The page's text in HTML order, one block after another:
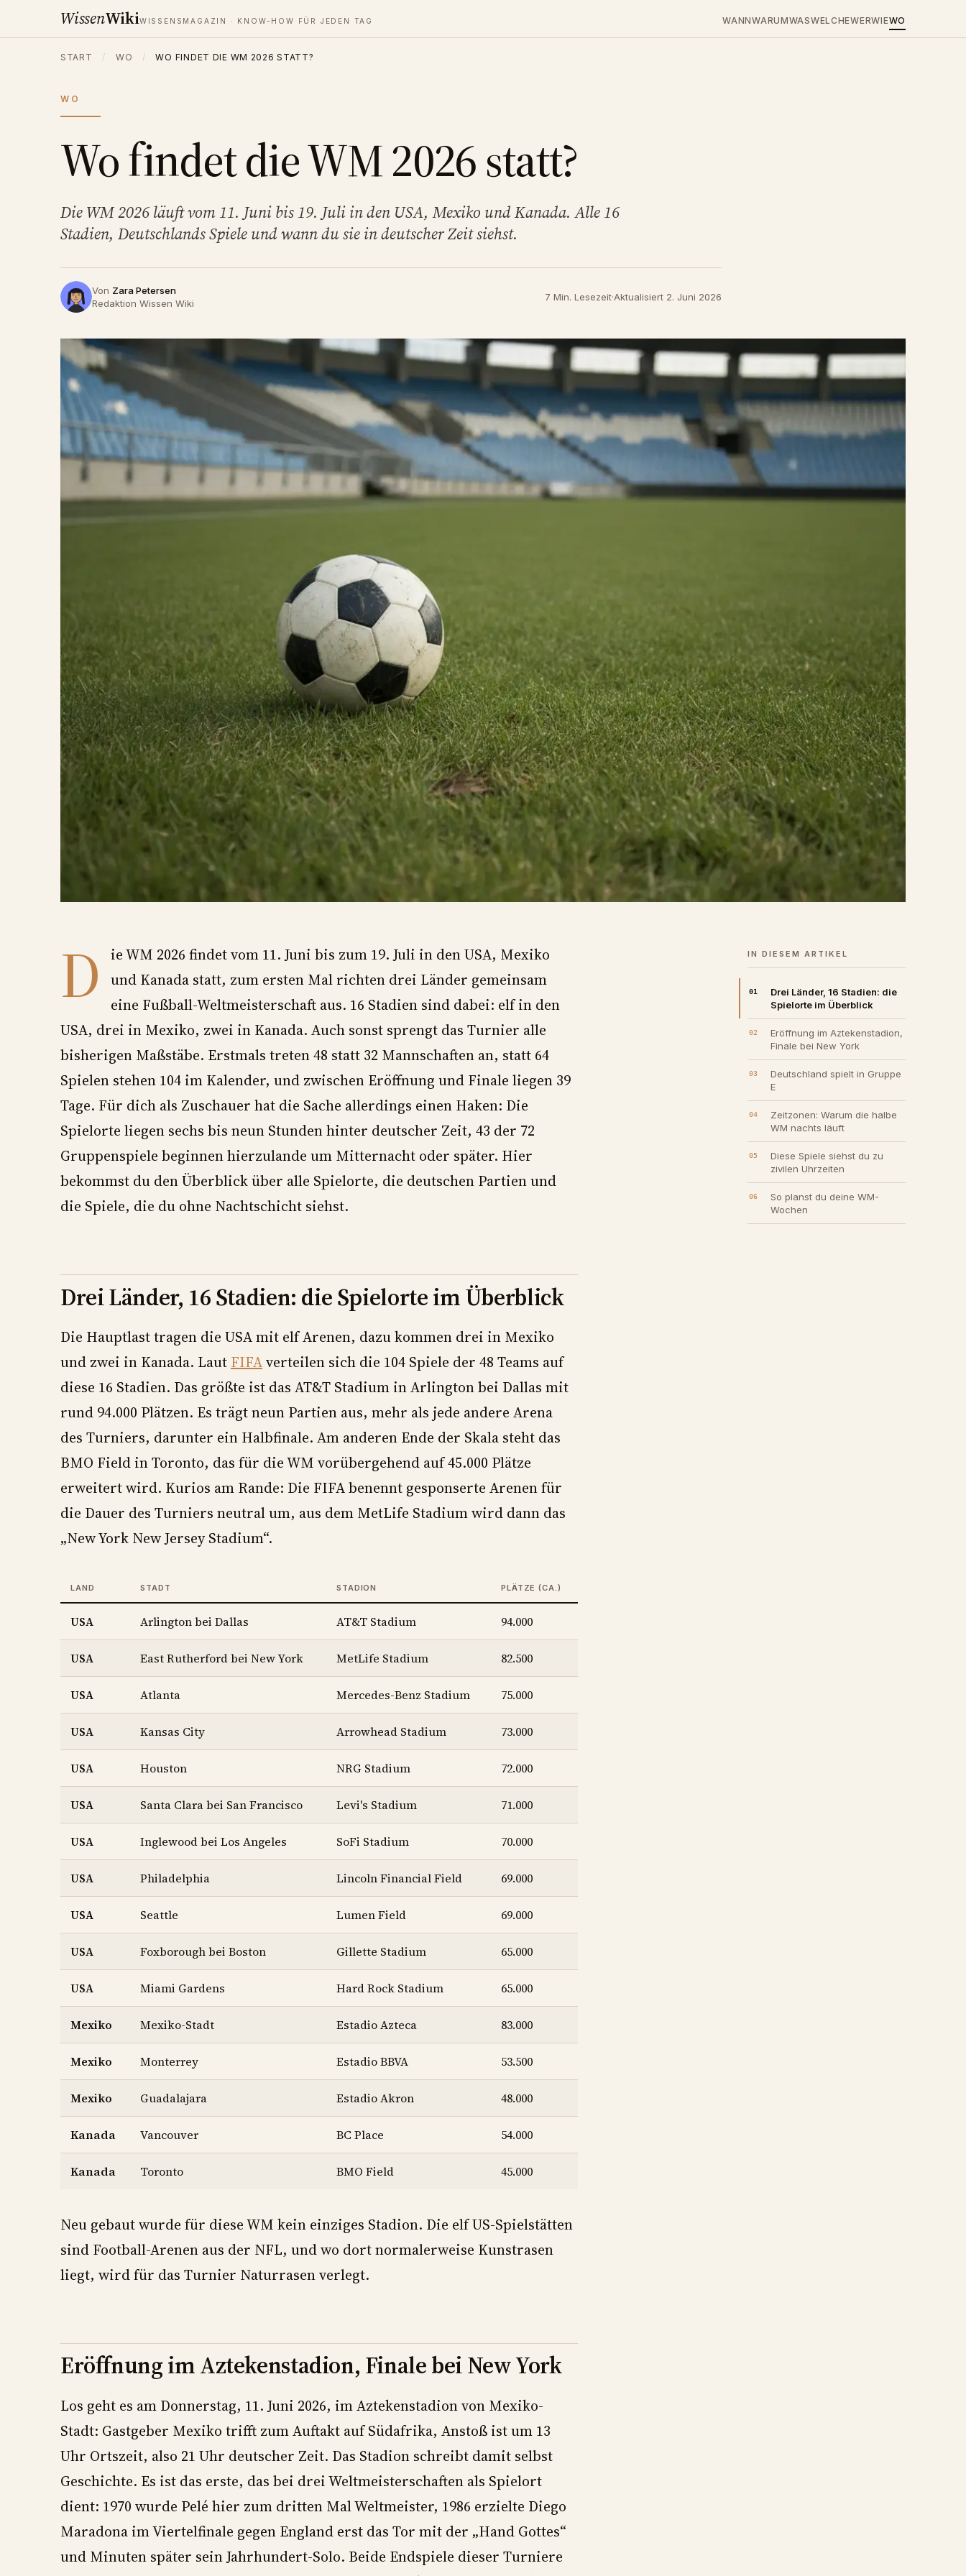
WissenWikiWISSENSMAGAZIN · KNOW-HOW FÜR JEDEN TAG WANNWARUMWASWELCHEWERWIEWO
START / WO / WO FINDET DIE WM 2026 STATT?
WO
Wo findet die WM 2026 statt?
Die WM 2026 läuft vom 11. Juni bis 19. Juli in den USA, Mexiko und Kanada. Alle 16
Stadien, Deutschlands Spiele und wann du sie in deutscher Zeit siehst.
Von Zara Petersen
Redaktion Wissen Wiki
7 Min. Lesezeit·Aktualisiert 2. Juni 2026
IN DIESEM ARTIKEL
Drei Länder, 16 Stadien: die
Spielorte im Überblick
Eröffnung im Aztekenstadion,
Finale bei New York
Deutschland spielt in Gruppe
E
Zeitzonen: Warum die halbe
WM nachts läuft
Diese Spiele siehst du zu
zivilen Uhrzeiten
So planst du deine WM-
Wochen
D
ie WM 2026 findet vom 11. Juni bis zum 19. Juli in den USA, Mexiko
und Kanada statt, zum ersten Mal richten drei Länder gemeinsam
eine Fußball-Weltmeisterschaft aus. 16 Stadien sind dabei: elf in den
USA, drei in Mexiko, zwei in Kanada. Auch sonst sprengt das Turnier alle
bisherigen Maßstäbe. Erstmals treten 48 statt 32 Mannschaften an, statt 64
Spielen stehen 104 im Kalender, und zwischen Eröffnung und Finale liegen 39
Tage. Für dich als Zuschauer hat die Sache allerdings einen Haken: Die
Spielorte liegen sechs bis neun Stunden hinter deutscher Zeit, 43 der 72
Gruppenspiele beginnen hierzulande um Mitternacht oder später. Hier
bekommst du den Überblick über alle Spielorte, die deutschen Partien und
die Spiele, die du ohne Nachtschicht siehst.
Drei Länder, 16 Stadien: die Spielorte im Überblick
Die Hauptlast tragen die USA mit elf Arenen, dazu kommen drei in Mexiko
und zwei in Kanada. Laut FIFAverteilen sich die 104 Spiele der 48 Teams auf
diese 16 Stadien. Das größte ist das AT&T Stadium in Arlington bei Dallas mit
rund 94.000 Plätzen. Es trägt neun Partien aus, mehr als jede andere Arena
des Turniers, darunter ein Halbfinale. Am anderen Ende der Skala steht das
BMO Field in Toronto, das für die WM vorübergehend auf 45.000 Plätze
erweitert wird. Kurios am Rande: Die FIFA benennt gesponserte Arenen für
die Dauer des Turniers neutral um, aus dem MetLife Stadium wird dann das
„New York New Jersey Stadium“.
LAND STADT STADION PLÄTZE (CA.)
USA Arlington bei Dallas AT&T Stadium 94.000
USA East Rutherford bei New York MetLife Stadium 82.500
USA Atlanta Mercedes-Benz Stadium 75.000
USA Kansas City Arrowhead Stadium 73.000
USA Houston NRG Stadium 72.000
USA Santa Clara bei San Francisco Levi's Stadium 71.000
USA Inglewood bei Los Angeles SoFi Stadium 70.000
USA Philadelphia Lincoln Financial Field 69.000
USA Seattle Lumen Field 69.000
USA Foxborough bei Boston Gillette Stadium 65.000
USA Miami Gardens Hard Rock Stadium 65.000
Mexiko Mexiko-Stadt Estadio Azteca 83.000
Mexiko Monterrey Estadio BBVA 53.500
Mexiko Guadalajara Estadio Akron 48.000
Kanada Vancouver BC Place 54.000
Kanada Toronto BMO Field 45.000
Neu gebaut wurde für diese WM kein einziges Stadion. Die elf US-Spielstätten
sind Football-Arenen aus der NFL, und wo dort normalerweise Kunstrasen
liegt, wird für das Turnier Naturrasen verlegt.
Eröffnung im Aztekenstadion, Finale bei New York
Los geht es am Donnerstag, 11. Juni 2026, im Aztekenstadion von Mexiko-
Stadt: Gastgeber Mexiko trifft zum Auftakt auf Südafrika, Anstoß ist um 13
Uhr Ortszeit, also 21 Uhr deutscher Zeit. Das Stadion schreibt damit selbst
Geschichte. Es ist das erste, das bei drei Weltmeisterschaften als Spielort
dient: 1970 wurde Pelé hier zum dritten Mal Weltmeister, 1986 erzielte Diego
Maradona im Viertelfinale gegen England erst das Tor mit der „Hand Gottes“
und Minuten später sein Jahrhundert-Solo. Beide Endspiele dieser Turniere